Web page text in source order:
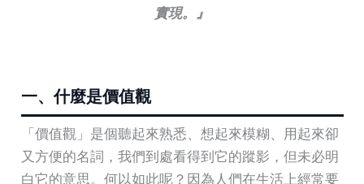
實現。』
一、什麼是價值觀
「價值觀」是個聽起來熟悉、想起來模糊、用起來卻
又方便的名詞，我們到處看得到它的蹤影，但未必明
白它的意思。何以如此呢？因為人們在生活上經常要